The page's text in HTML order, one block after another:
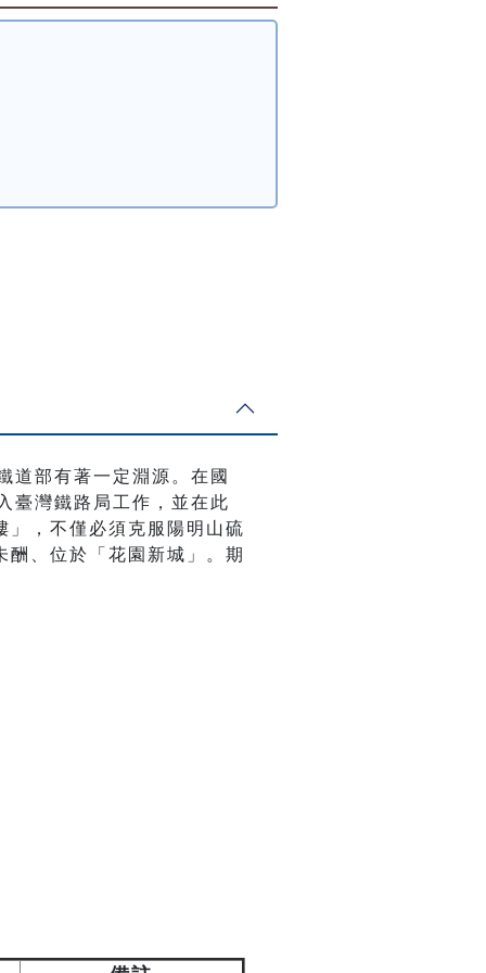
道部有著一定淵源。在國
臺灣鐵路局工作，並在此
」，不僅必須克服陽明山硫
、位於「花園新城」。期